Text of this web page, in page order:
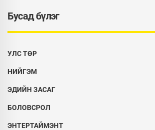
Бусад бүлэг
УЛС ТӨР
НИЙГЭМ
ЭДИЙН ЗАСАГ
БОЛОВСРОЛ
ЭНТЕРТАЙМЭНТ